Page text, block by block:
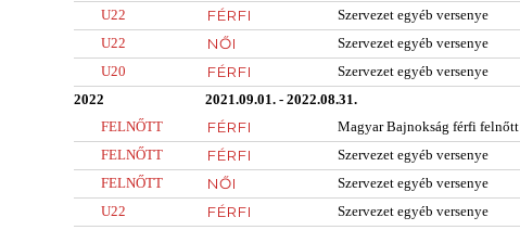
U22
FÉRFI Szervezet egyéb versenye
U22
NŐI Szervezet egyéb versenye
U20
FÉRFI Szervezet egyéb versenye
2022
2021.09.01. - 2022.08.31.
FELNŐTT
FÉRFI Magyar Bajnokság férfi felnőtt
FELNŐTT
FÉRFI Szervezet egyéb versenye
FELNŐTT
NŐI Szervezet egyéb versenye
U22
FÉRFI Szervezet egyéb versenye